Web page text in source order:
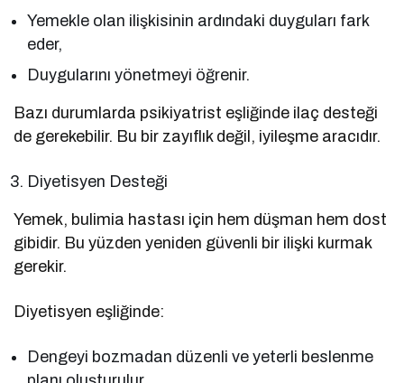
Yemekle olan ilişkisinin ardındaki duyguları fark
eder,
Duygularını yönetmeyi öğrenir.
Bazı durumlarda psikiyatrist eşliğinde ilaç desteği
de gerekebilir. Bu bir zayıflık değil, iyileşme aracıdır.
Diyetisyen Desteği
Yemek, bulimia hastası için hem düşman hem dost
gibidir. Bu yüzden yeniden güvenli bir ilişki kurmak
gerekir.
Diyetisyen eşliğinde:
Dengeyi bozmadan düzenli ve yeterli beslenme